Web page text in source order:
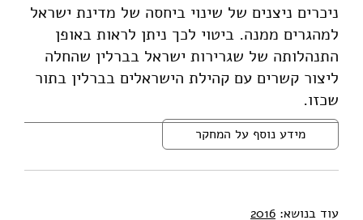
ניכרים ניצנים של שינוי ביחסה של מדינת ישראל
למהגרים ממנה. ביטוי לכך ניתן לראות באופן
התנהלותה של שגרירות ישראל בברלין שהחלה
ליצור קשרים עם קהילת הישראלים בברלין בתור
שכזו.
מידע נוסף על המחקר
עוד בנושא: 2016